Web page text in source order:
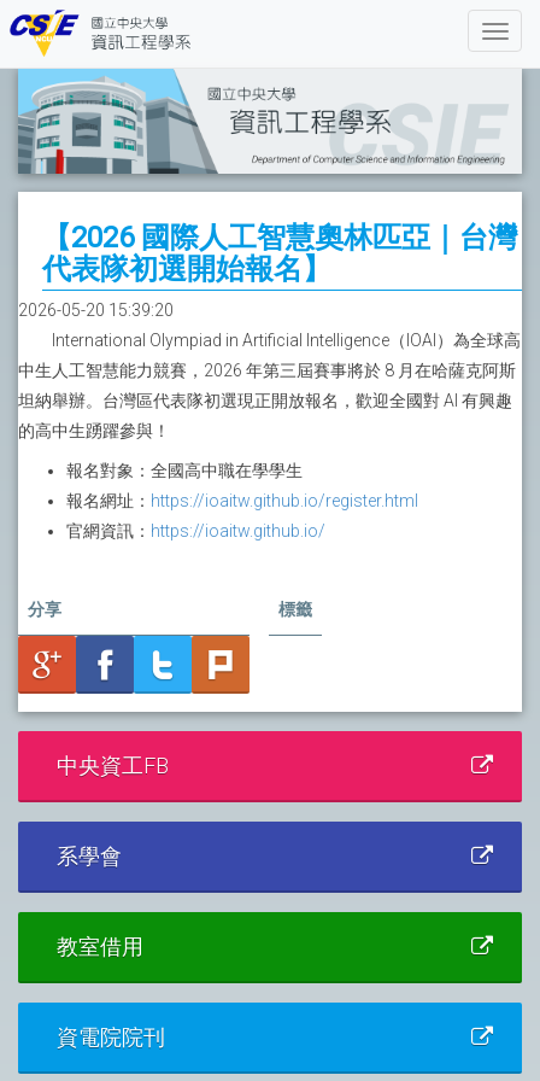
【2026 國際人工智慧奧林匹亞｜台灣
代表隊初選開始報名】
2026-05-20 15:39:20
International Olympiad in Artificial Intelligence（IOAI）為全球高
中生人工智慧能力競賽，2026 年第三屆賽事將於 8 月在哈薩克阿斯
坦納舉辦。台灣區代表隊初選現正開放報名，歡迎全國對 AI 有興趣
的高中生踴躍參與！
報名對象：全國高中職在學學生
報名網址： https://ioaitw.github.io/register.html
官網資訊： https://ioaitw.github.io/
分享 標籤
中央資工FB
系學會
教室借用
資電院院刊